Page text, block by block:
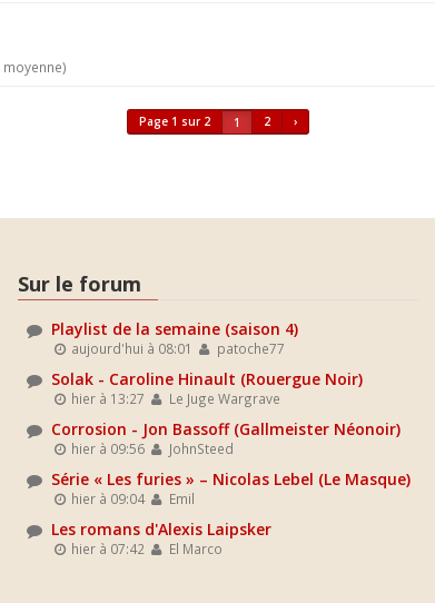
Page 1 sur 2 1 2 ›
Sur le forum
Playlist de la semaine (saison 4)
aujourd'hui à 08:01 patoche77
Solak - Caroline Hinault (Rouergue Noir)
hier à 13:27 Le Juge Wargrave
Corrosion - Jon Bassoff (Gallmeister Néonoir)
hier à 09:56 JohnSteed
Série « Les furies » – Nicolas Lebel (Le Masque)
hier à 09:04 Emil
Les romans d'Alexis Laipsker
hier à 07:42 El Marco